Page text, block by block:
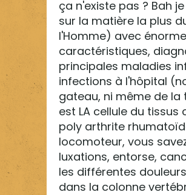
ça n'existe pas ? Bah
sur la matière la plus
l'Homme) avec
caractéristiques,
principales maladies
infections à l'hôpital
gateau, ni même de la
est LA cellule du
poly arthrite
locomoteur, vous
luxations, entorse,
les différentes
dans la colonne